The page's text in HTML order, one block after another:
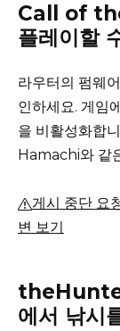
Call of
플레이할
라우터의 펌웨
인하세요. 게임
을 비활성화합
Hamachi와 같
게시 중단 요
변 보기
에서 낚시